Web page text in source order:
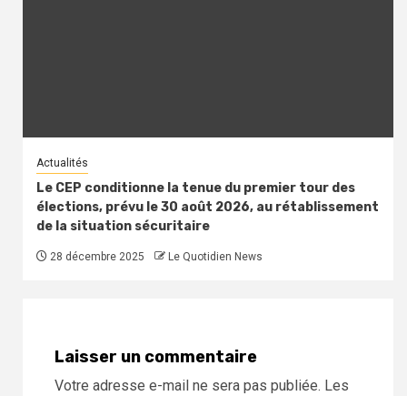
Actualités
Le CEP conditionne la tenue du premier tour des
élections, prévu le 30 août 2026, au rétablissement
de la situation sécuritaire
28 décembre 2025 Le Quotidien News
Laisser un commentaire
Votre adresse e-mail ne sera pas publiée. Les